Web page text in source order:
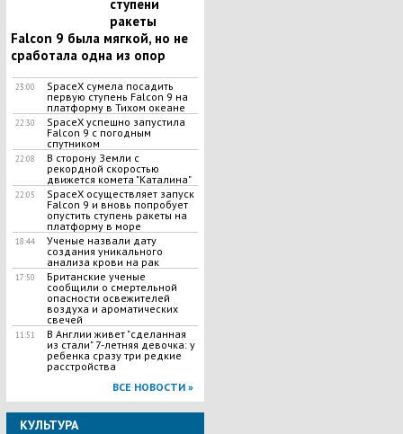
ступени
ракеты
Falcon 9 была мягкой, но не
сработала одна из опор
23:00
SpaceX сумела посадить
первую ступень Falcon 9 на
платформу в Тихом океане
22:30
SpaceX успешно запустила
Falcon 9 с погодным
спутником
22:08
В сторону Земли с
рекордной скоростью
движется комета "Каталина"
22:05
SpaceX осуществляет запуск
Falcon 9 и вновь попробует
опустить ступень ракеты на
платформу в море
18:44
Ученые назвали дату
создания уникального
анализа крови на рак
17:50
Британские ученые
сообщили о смертельной
опасности освежителей
воздуха и ароматических
свечей
11:51
В Англии живет "сделанная
из стали" 7-летняя девочка: у
ребенка сразу три редкие
расстройства
ВСЕ НОВОСТИ »
КУЛЬТУРА